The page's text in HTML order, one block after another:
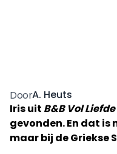
DoorA. Heuts
Iris uit B&B Vol Liefde
gevonden. En dat is
maar bij de Griekse